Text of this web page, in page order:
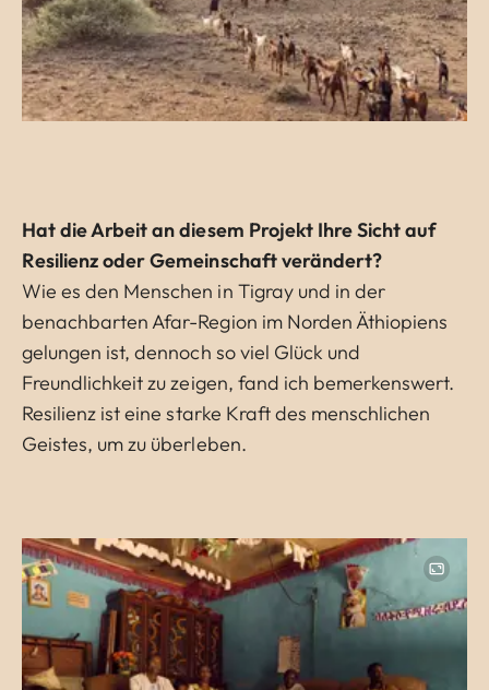
Hat die Arbeit an diesem Projekt Ihre Sicht auf
Resilienz oder Gemeinschaft verändert?
Wie es den Menschen in Tigray und in der
benachbarten Afar-Region im Norden Äthiopiens
gelungen ist, dennoch so viel Glück und
Freundlichkeit zu zeigen, fand ich bemerkenswert.
Resilienz ist eine starke Kraft des menschlichen
Geistes, um zu überleben.
Image